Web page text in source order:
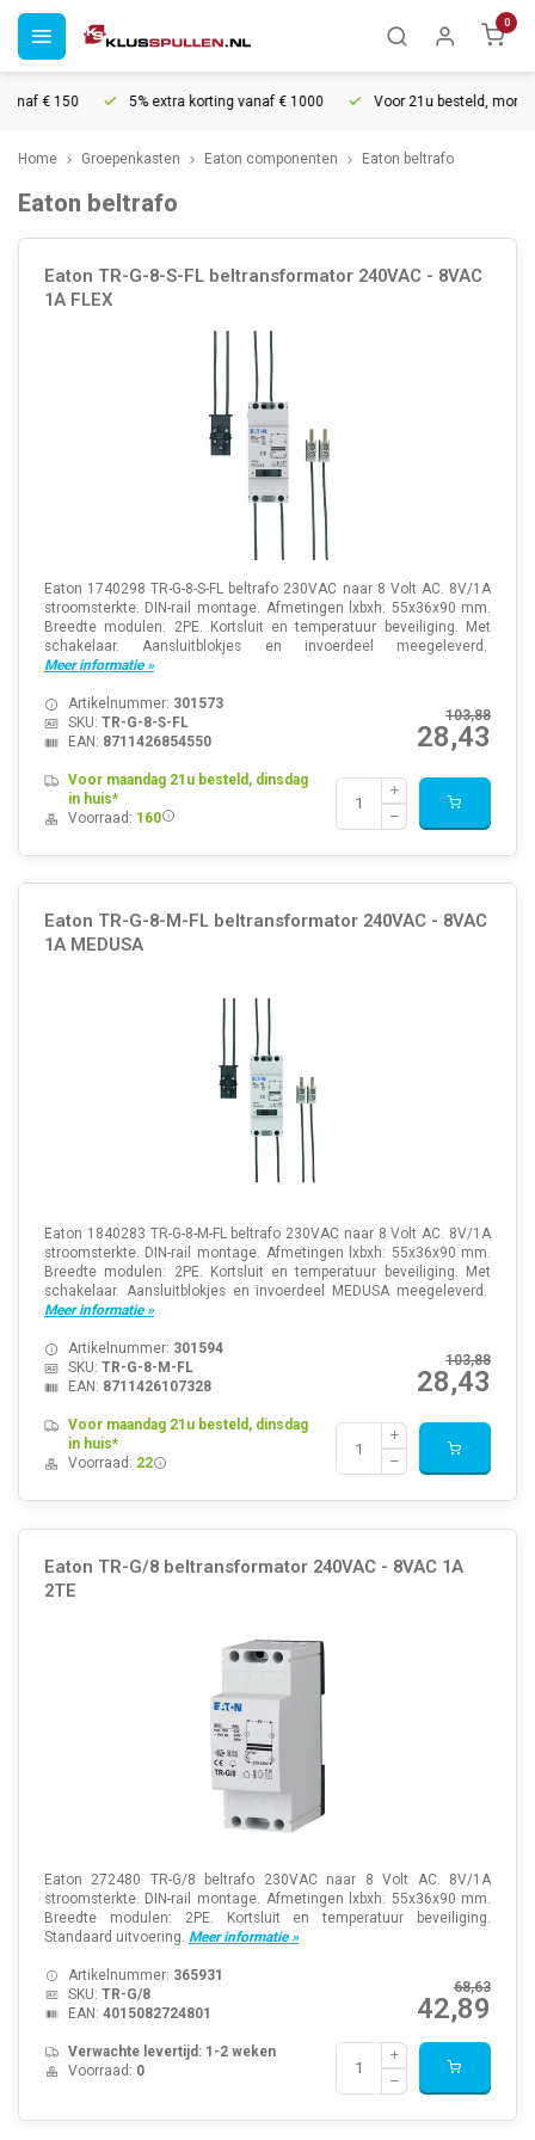
0
€ 150 5% extra korting vanaf € 1000 Voor 21u besteld, morgen
Home Groepenkasten Eaton componenten Eaton beltrafo
Eaton beltrafo
Eaton TR-G-8-S-FL beltransformator 240VAC - 8VAC
1A FLEX
Eaton 1740298 TR-G-8-S-FL beltrafo 230VAC naar 8 Volt AC. 8V/1A
stroomsterkte. DIN-rail montage. Afmetingen lxbxh: 55x36x90 mm.
Breedte modulen: 2PE. Kortsluit en temperatuur beveiliging. Met
schakelaar. Aansluitblokjes en invoerdeel meegeleverd.
Meer informatie »
103,88
28,43
Artikelnummer: 301573
SKU: TR-G-8-S-FL
EAN: 8711426854550
Voor maandag 21u besteld, dinsdag
in huis*
Voorraad: 160
Eaton TR-G-8-M-FL beltransformator 240VAC - 8VAC
1A MEDUSA
Eaton 1840283 TR-G-8-M-FL beltrafo 230VAC naar 8 Volt AC. 8V/1A
stroomsterkte. DIN-rail montage. Afmetingen lxbxh: 55x36x90 mm.
Breedte modulen: 2PE. Kortsluit en temperatuur beveiliging. Met
schakelaar. Aansluitblokjes en invoerdeel MEDUSA meegeleverd.
Meer informatie »
103,88
28,43
Artikelnummer: 301594
SKU: TR-G-8-M-FL
EAN: 8711426107328
Voor maandag 21u besteld, dinsdag
in huis*
Voorraad: 22
Eaton TR-G/8 beltransformator 240VAC - 8VAC 1A
2TE
Eaton 272480 TR-G/8 beltrafo 230VAC naar 8 Volt AC. 8V/1A
stroomsterkte. DIN-rail montage. Afmetingen lxbxh: 55x36x90 mm.
Breedte modulen: 2PE. Kortsluit en temperatuur beveiliging.
Standaard uitvoering. Meer informatie »
68,63
42,89
Artikelnummer: 365931
SKU: TR-G/8
EAN: 4015082724801
Verwachte levertijd: 1-2 weken
Voorraad: 0